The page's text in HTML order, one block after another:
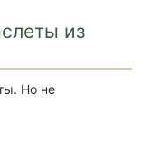
из
Но не